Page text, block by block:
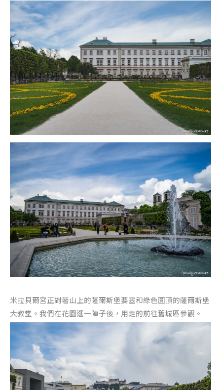
米拉貝爾宮正對著山上的薩爾斯堡要塞和綠色圓頂的薩爾斯堡
大教堂。我們在花園逛一陣子後，用走的前往舊城區參觀。